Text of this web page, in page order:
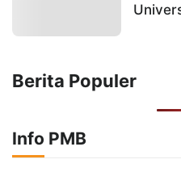
Berita Populer
Info PMB